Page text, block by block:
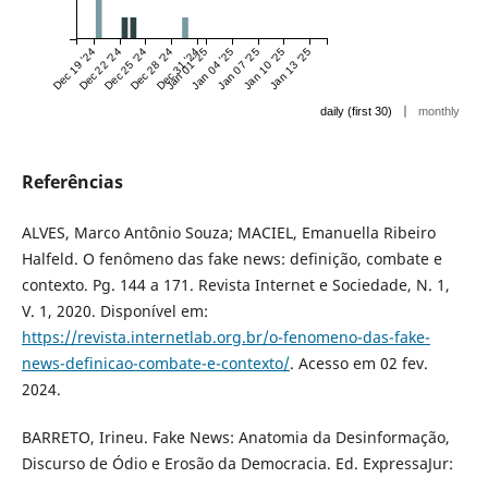
Dec 19 '24Dec 22 '24Dec 25 '24Dec 28 '24Dec 31 '24
Jan 01 '25Jan 04 '25Jan 07 '25Jan 10 '25Jan 13 '25
daily (first 30) | monthly
Referências
ALVES, Marco Antônio Souza; MACIEL, Emanuella Ribeiro
Halfeld. O fenômeno das fake news: definição, combate e
contexto. Pg. 144 a 171. Revista Internet e Sociedade, N. 1,
V. 1, 2020. Disponível em:
https://revista.internetlab.org.br/o-fenomeno-das-fake-
news-definicao-combate-e-contexto/. Acesso em 02 fev.
2024.
BARRETO, Irineu. Fake News: Anatomia da Desinformação,
Discurso de Ódio e Erosão da Democracia. Ed. ExpressaJur: